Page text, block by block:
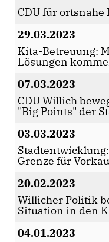
CDU für
29.03.2023
Kita-Betreuung:
Lösungen
07.03.2023
CDU Willich
"Big Points" der
03.03.2023
Grenze für
20.02.2023
Willicher Politik
Situation in den
04.01.2023